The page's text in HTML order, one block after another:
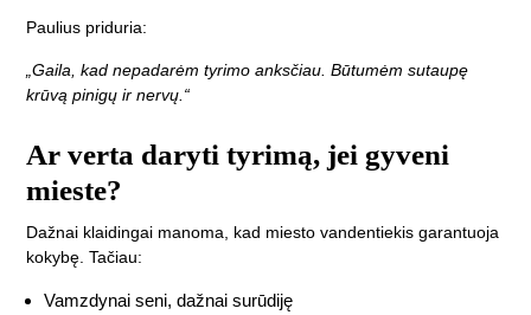
Paulius priduria:
„Gaila, kad nepadarėm tyrimo anksčiau. Būtumėm sutaupę
krūvą pinigų ir nervų.“
Ar verta daryti tyrimą, jei gyveni
mieste?
Dažnai klaidingai manoma, kad miesto vandentiekis garantuoja
kokybę. Tačiau:
Vamzdynai seni, dažnai surūdiję